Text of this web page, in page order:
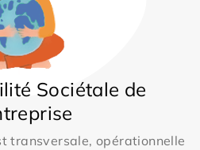
Sociétale de
transversale, opérationnelle